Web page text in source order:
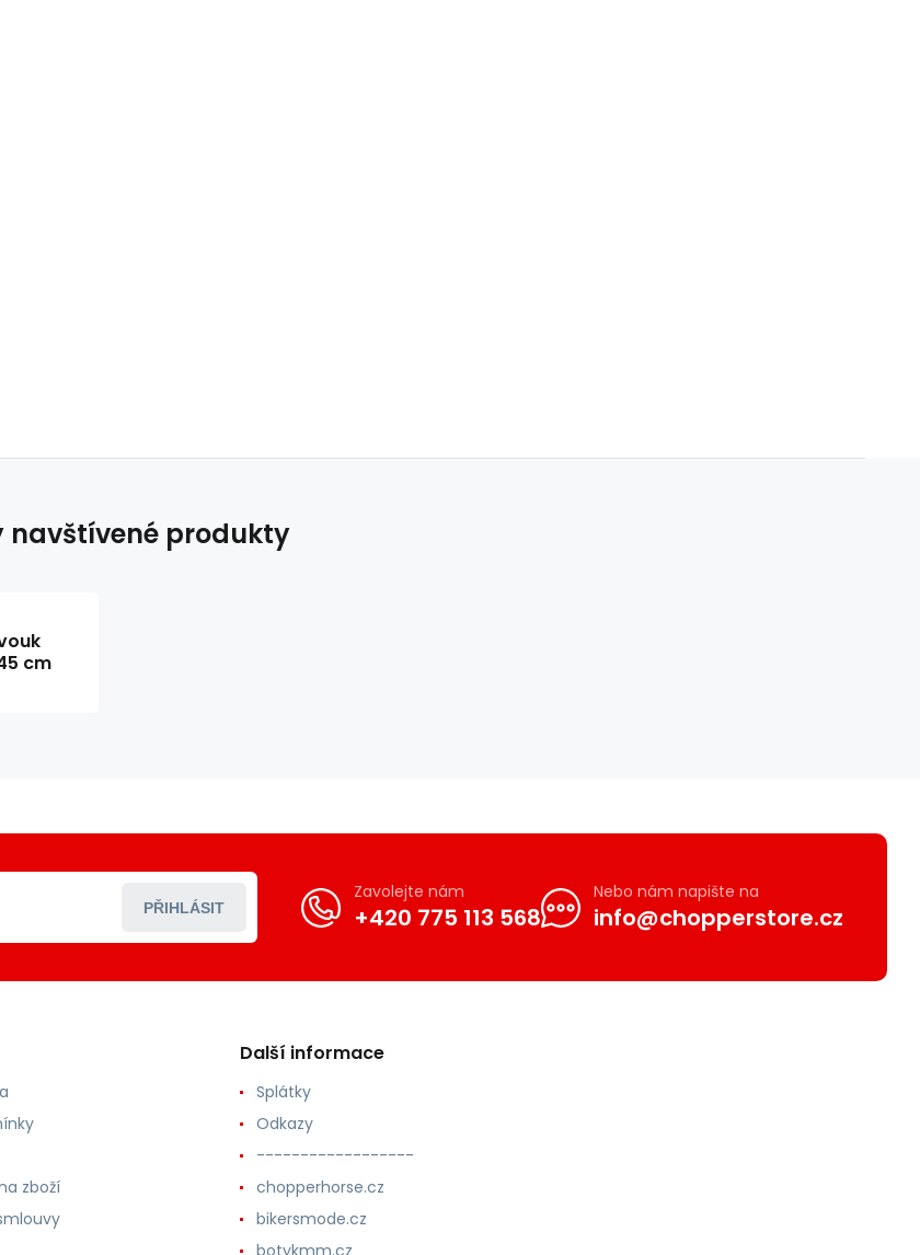
navštívené produkty
cm
PŘIHLÁSIT
Zavolejte nám
+420 775 113 568
Nebo nám napište na
info@chopperstore.cz
zboží
Další informace
Splátky
Odkazy
------------------
chopperhorse.cz
bikersmode.cz
botykmm.cz